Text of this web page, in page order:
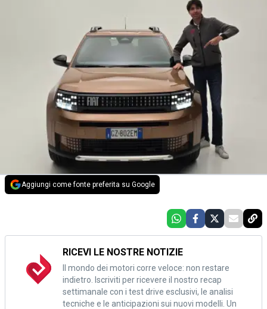
Aggiungi come fonte preferita su Google
RICEVI LE NOSTRE NOTIZIE
Il mondo dei motori corre veloce: non restare
indietro. Iscriviti per ricevere il nostro recap
settimanale con i test drive esclusivi, le analisi
tecniche e le anticipazioni sui nuovi modelli. Un